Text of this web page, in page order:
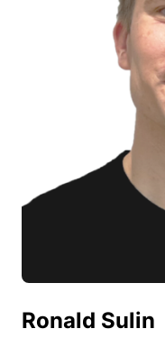
Ronald Sulin